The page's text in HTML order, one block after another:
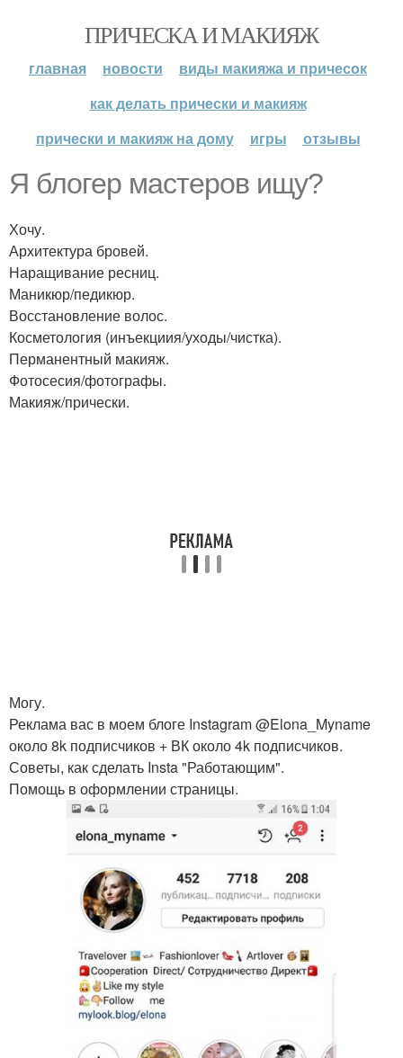
ПРИЧЕСКА И МАКИЯЖ
главная новости
виды макияжа и причесок
как делать прически и макияж
прически и макияж на дому
игры отзывы
Я блогер мастеров ищу?
Хочу.
Архитектура бровей.
Наращивание ресниц.
Маникюр/педикюр.
Восстановление волос.
Косметология (инъекциия/уходы/чистка).
Перманентный макияж.
Фотосесия/фотографы.
Макияж/прически.
Могу.
Реклама вас в моем блоге Instagram @Elona_Myname
около 8k подписчиков + ВК около 4k подписчиков.
Советы, как сделать Insta "Работающим".
Помощь в оформлении страницы.